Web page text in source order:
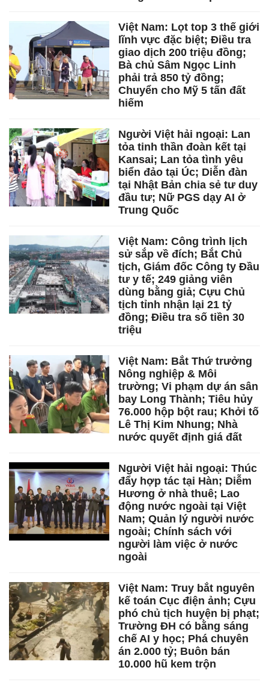
Việt Nam: Lọt top 3 thế giới
lĩnh vực đặc biệt; Điều tra
giao dịch 200 triệu đồng;
Bà chủ Sâm Ngọc Linh
phải trả 850 tỷ đồng;
Chuyển cho Mỹ 5 tấn đất
hiếm
Người Việt hải ngoại: Lan
tỏa tinh thần đoàn kết tại
Kansai; Lan tỏa tình yêu
biển đảo tại Úc; Diễn đàn
tại Nhật Bản chia sẻ tư duy
đầu tư; Nữ PGS dạy AI ở
Trung Quốc
Việt Nam: Công trình lịch
sử sắp về đích; Bắt Chủ
tịch, Giám đốc Công ty Đầu
tư y tế; 249 giảng viên
dùng bằng giả; Cựu Chủ
tịch tỉnh nhận lại 21 tỷ
đồng; Điều tra số tiền 30
triệu
Việt Nam: Bắt Thứ trưởng
Nông nghiệp & Môi
trường; Vi phạm dự án sân
bay Long Thành; Tiêu hủy
76.000 hộp bột rau; Khởi tố
Lê Thị Kim Nhung; Nhà
nước quyết định giá đất
Người Việt hải ngoại: Thúc
đẩy hợp tác tại Hàn; Diễm
Hương ở nhà thuê; Lao
động nước ngoài tại Việt
Nam; Quản lý người nước
ngoài; Chính sách với
người làm việc ở nước
ngoài
Việt Nam: Truy bắt nguyên
kế toán Cục điện ảnh; Cựu
phó chủ tịch huyện bị phạt;
Trường ĐH có bằng sáng
chế AI y học; Phá chuyên
án 2.000 tỷ; Buôn bán
10.000 hũ kem trộn